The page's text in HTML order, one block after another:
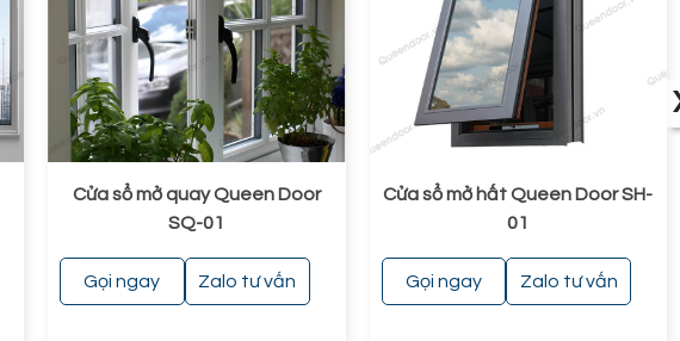
Cửa sổ mở quay Queen Door
SQ-01
Gọi ngay Zalo tư vấn
Cửa sổ mở hất Queen Door SH-
01
Gọi ngay Zalo tư vấn